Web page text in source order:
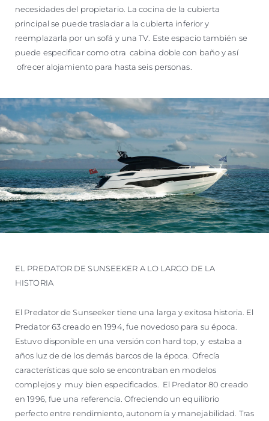
necesidades del propietario. La cocina de la cubierta
principal se puede trasladar a la cubierta inferior y
reemplazarla por un sofá y una TV. Este espacio también se
puede especificar como otra cabina doble con baño y así
ofrecer alojamiento para hasta seis personas.
EL PREDATOR DE SUNSEEKER A LO LARGO DE LA
HISTORIA
El Predator de Sunseeker tiene una larga y exitosa historia. El
Predator 63 creado en 1994, fue novedoso para su época.
Estuvo disponible en una versión con hard top, y estaba a
años luz de de los demás barcos de la época. Ofrecía
características que solo se encontraban en modelos
complejos y muy bien especificados. El Predator 80 creado
en 1996, fue una referencia. Ofreciendo un equilibrio
perfecto entre rendimiento, autonomía y manejabilidad. Tras